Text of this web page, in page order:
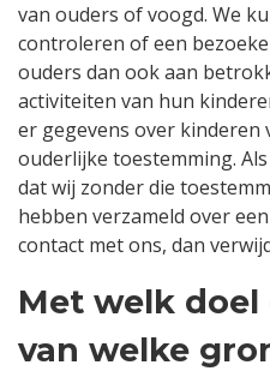
van ouders of voogd. We
controleren of een
ouders dan ook aan
activiteiten van hun
er gegevens over kinderen
ouderlijke toestemming.
dat wij zonder die
hebben verzameld over
contact met ons, dan
Met welk doel
van welke